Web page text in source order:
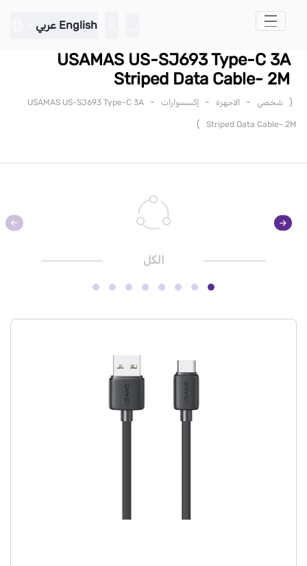
تخطي إلى المحتوى الرئيسي
English عربي
USAMAS US-SJ693 Type-C 3A
Striped Data Cable- 2M
( شخصي - الاجهزة - إكسسوارات -
USAMAS US-SJ693 Type-C 3A
Striped Data Cable- 2M
)
الكل